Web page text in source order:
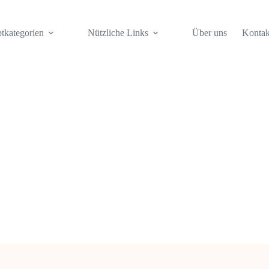
Nützliche Links Über uns